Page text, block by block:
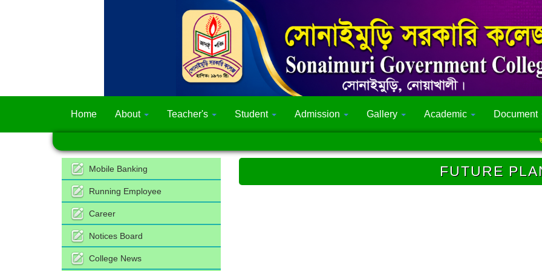
Home About Teacher's Student Admission Gallery Academic Document
Mobile Banking
Running Employee
Career
Notices Board
College News
FUTURE